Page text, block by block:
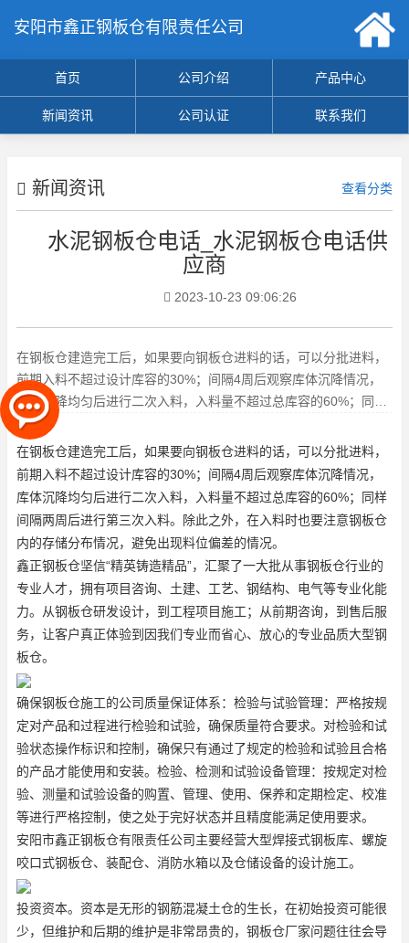
安阳市鑫正钢板仓有限责任公司
首页 公司介绍 产品中心
新闻资讯 公司认证 联系我们
新闻资讯 查看分类
水泥钢板仓电话_水泥钢板仓电话供
应商
2023-10-23 09:06:26
在钢板仓建造完工后，如果要向钢板仓进料的话，可以分批进料，
前期入料不超过设计库容的30%；间隔4周后观察库体沉降情况，
库体沉降均匀后进行二次入料，入料量不超过总库容的60%；同样
间隔两周后进行第三次入
在钢板仓建造完工后，如果要向钢板仓进料的话，可以分批进料，
前期入料不超过设计库容的30%；间隔4周后观察库体沉降情况，
库体沉降均匀后进行二次入料，入料量不超过总库容的60%；同样
间隔两周后进行第三次入料。除此之外，在入料时也要注意钢板仓
内的存储分布情况，避免出现料位偏差的情况。
鑫正钢板仓坚信“精英铸造精品”，汇聚了一大批从事钢板仓行业的
专业人才，拥有项目咨询、土建、工艺、钢结构、电气等专业化能
力。从钢板仓研发设计，到工程项目施工；从前期咨询，到售后服
务，让客户真正体验到因我们专业而省心、放心的专业品质大型钢
板仓。
确保钢板仓施工的公司质量保证体系：检验与试验管理：严格按规
定对产品和过程进行检验和试验，确保质量符合要求。对检验和试
验状态操作标识和控制，确保只有通过了规定的检验和试验且合格
的产品才能使用和安装。检验、检测和试验设备管理：按规定对检
验、测量和试验设备的购置、管理、使用、保养和定期检定、校准
等进行严格控制，使之处于完好状态并且精度能满足使用要求。
安阳市鑫正钢板仓有限责任公司主要经营大型焊接式钢板库、螺旋
咬口式钢板仓、装配仓、消防水箱以及仓储设备的设计施工。
投资资本。资本是无形的钢筋混凝土仓的生长，在初始投资可能很
少，但维护和后期的维护是非常昂贵的，钢板仓厂家问题往往会导